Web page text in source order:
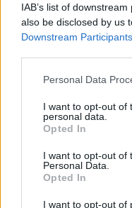
IAB’s list of
also be disclosed by us
Downstream Participants
Personal Data
I want to opt-out of
personal data.
Opted In
I want to opt-out of
Personal Data.
Opted In
I want to opt-out of
Sledované